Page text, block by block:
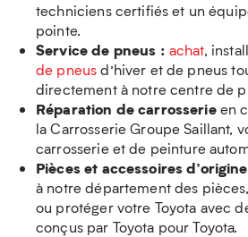
techniciens certifiés et un
pointe.
Service de pneus : achat,
de pneusd’hiver et de pneus
directement à notre centre de
Réparation de carrosserieen
la Carrosserie Groupe Saillant,
carrosserie et de peinture
Pièces et accessoires
à notre département des
ou protéger votre Toyota avec
conçus par Toyota pour Toyota.